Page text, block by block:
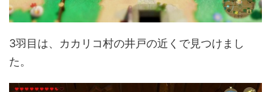
3羽目は、カカリコ村の井戸の近くで見つけまし
た。